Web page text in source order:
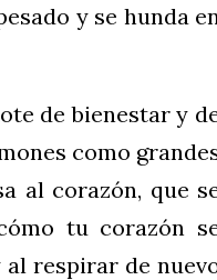
y se hunda en
de bienestar y
como
al corazón, que
tu corazón
respirar de